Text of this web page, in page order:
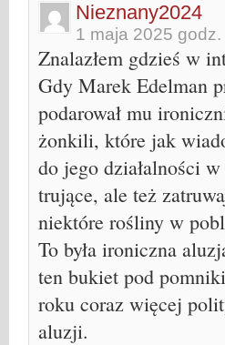
Nieznany2024
1 maja 2025
Znalazłem gdzieś w
Gdy Marek Edelman
podarował mu
żonkili, które jak
do jego działalności
trujące, ale też
niektóre rośliny w
To była ironiczna
ten bukiet pod
roku coraz więcej
aluzji.